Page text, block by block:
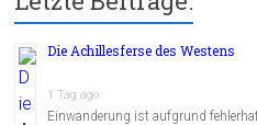
Die Achillesferse des Westens
1 Tag ago
Einwanderung ist aufgrund